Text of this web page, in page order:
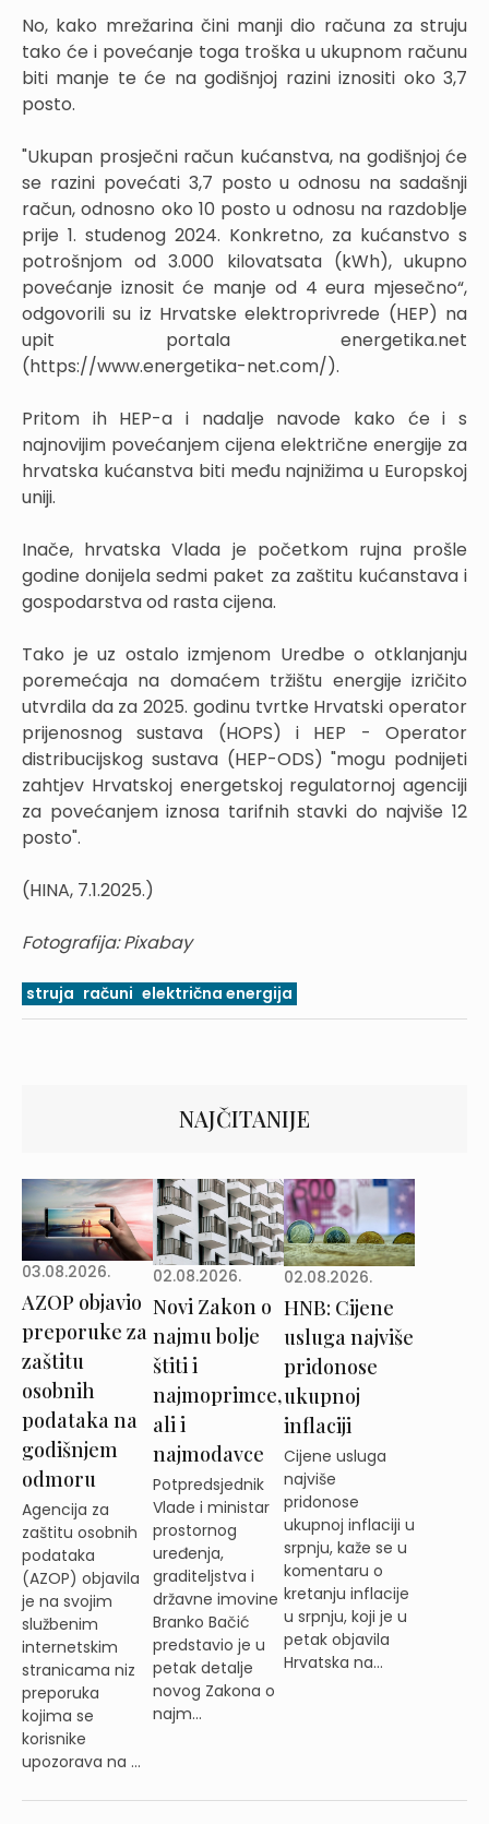
No, kako mrežarina čini manji dio računa za struju
tako će i povećanje toga troška u ukupnom računu
biti manje te će na godišnjoj razini iznositi oko 3,7
posto.
"Ukupan prosječni račun kućanstva, na godišnjoj će
se razini povećati 3,7 posto u odnosu na sadašnji
račun, odnosno oko 10 posto u odnosu na razdoblje
prije 1. studenog 2024. Konkretno, za kućanstvo s
potrošnjom od 3.000 kilovatsata (kWh), ukupno
povećanje iznosit će manje od 4 eura mjesečno“,
odgovorili su iz Hrvatske elektroprivrede (HEP) na
upit portala energetika.net
(https://www.energetika-net.com/).
Pritom ih HEP-a i nadalje navode kako će i s
najnovijim povećanjem cijena električne energije za
hrvatska kućanstva biti među najnižima u Europskoj
uniji.
Inače, hrvatska Vlada je početkom rujna prošle
godine donijela sedmi paket za zaštitu kućanstava i
gospodarstva od rasta cijena.
Tako je uz ostalo izmjenom Uredbe o otklanjanju
poremećaja na domaćem tržištu energije izričito
utvrdila da za 2025. godinu tvrtke Hrvatski operator
prijenosnog sustava (HOPS) i HEP - Operator
distribucijskog sustava (HEP-ODS) "mogu podnijeti
zahtjev Hrvatskoj energetskoj regulatornoj agenciji
za povećanjem iznosa tarifnih stavki do najviše 12
posto".
(HINA, 7.1.2025.)
Fotografija: Pixabay
struja računi električna energija
NAJČITANIJE
03.08.2026.
AZOP objavio
preporuke za
zaštitu
osobnih
podataka na
godišnjem
odmoru
Agencija za
zaštitu osobnih
podataka
(AZOP) objavila
je na svojim
službenim
internetskim
stranicama niz
preporuka
kojima se
korisnike
upozorava na ...
02.08.2026.
Novi Zakon o
najmu bolje
štiti i
najmoprimce,
ali i
najmodavce
Potpredsjednik
Vlade i ministar
prostornog
uređenja,
graditeljstva i
državne imovine
Branko Bačić
predstavio je u
petak detalje
novog Zakona o
najm...
02.08.2026.
HNB: Cijene
usluga najviše
pridonose
ukupnoj
inflaciji
Cijene usluga
najviše
pridonose
ukupnoj inflaciji u
srpnju, kaže se u
komentaru o
kretanju inflacije
u srpnju, koji je u
petak objavila
Hrvatska na...